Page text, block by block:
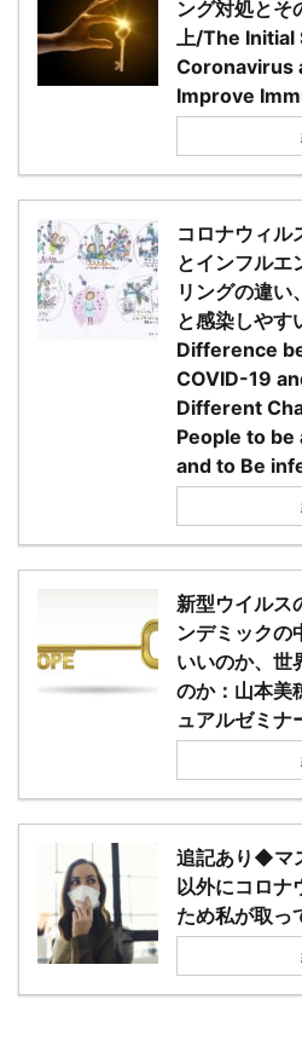
ング対処とそ
上/The
Coronavirus
Improve
コロナウィル
とインフルエ
リングの違い
と感染しや
Difference
COVID-19
Different
People to
and to Be
新型ウイルス
ンデミックの
いいのか、世
のか：山本美
ュアルゼミナ
追記あり◆マ
以外にコロナ
ため私が取っ